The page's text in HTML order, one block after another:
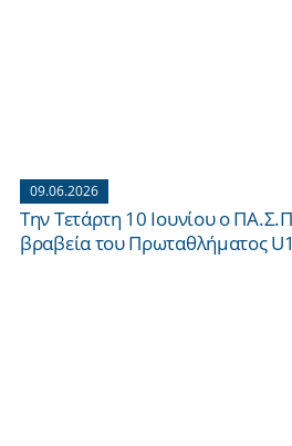
09.06.2026
Την Τετάρτη 10 Ιουνίου ο
βραβεία του Πρωταθλήματος